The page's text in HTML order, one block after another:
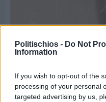
Politischios - Do Not
Information
If you wish to opt-out of the
processing of your personal
targeted advertising by us,
Παραμονή
πανηγύρι στη